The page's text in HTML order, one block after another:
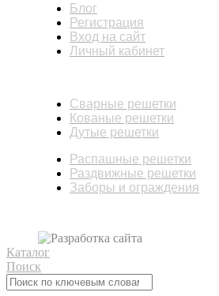
Блог
Регистрация
Вход на сайт
Личный кабинет
Сварные решетки
Кованые решетки
Дутые решетки
Распашные решетки
Раздвижные решетки
Заборы и ограждения
Каталог
Поиск